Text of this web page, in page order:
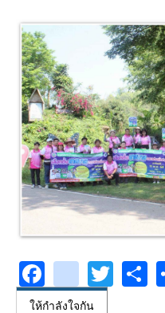
Facebook
ให้กำลังใจกัน